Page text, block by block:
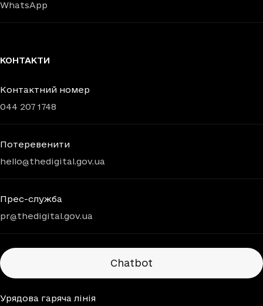
WhatsApp
КОНТАКТИ
Контактний номер
044 207 1748
Потеревенити
hello@thedigital.gov.ua
Прес-служба
pr@thedigital.gov.ua
Chatbots
Chatbot
Урядова гаряча лінія